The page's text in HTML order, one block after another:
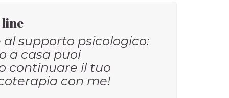
supporto psicologico:
a casa puoi
continuare il tuo
con me!